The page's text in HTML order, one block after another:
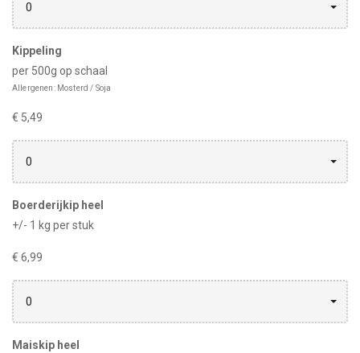
0
Kippeling
per 500g op schaal
Allergenen: Mosterd / Soja
€ 5,49
0
Boerderijkip heel
+/- 1 kg per stuk
€ 6,99
0
Maiskip heel